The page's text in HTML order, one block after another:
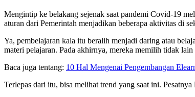
Mengintip ke belakang sejenak saat pandemi Covid-19
aturan dari Pemerintah menjadikan beberapa aktivitas di
Ya, pembelajaran kala itu beralih menjadi daring atau
materi pelajaran. Pada akhirnya, mereka memilih tidak
Baca juga tentang: 10 Hal Mengenai Pengembangan
Terlepas dari itu, bisa melihat trend yang saat ini.